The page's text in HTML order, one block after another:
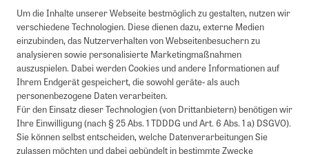
Um die Inhalte unserer Webseite bestmöglich zu gestalten, nutzen wir
verschiedene Technologien. Diese dienen dazu, externe Medien
einzubinden, das Nutzerverhalten von Webseitenbesuchern zu
analysieren sowie personalisierte Marketingmaßnahmen
auszuspielen. Dabei werden Cookies und andere Informationen auf
Ihrem Endgerät gespeichert, die sowohl geräte- als auch
personenbezogene Daten verarbeiten.
Für den Einsatz dieser Technologien (von Drittanbietern) benötigen wir
Ihre Einwilligung (nach § 25 Abs. 1 TDDDG und Art. 6 Abs. 1 a) DSGVO).
Sie können selbst entscheiden, welche Datenverarbeitungen Sie
zulassen möchten und dabei gebündelt in bestimmte Zwecke
Mindestbestellwert von 50€. Nicht anwendbar auf Produkte, die der
Buchpreisbindung unterliegen, ZEIT-Akademie, e-Books. Keine
Barauszahlung möglich. Nicht mit weiteren Gutscheinen/Rabatten
kombinierbar.
Briefsendungen sind vom kostenlosen Rückversand ausgeschlossen.
Weitere Informationen zu Rücksendungen finden Sie hier.